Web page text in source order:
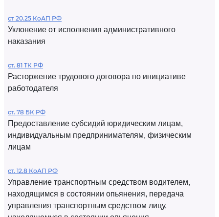
ст 20.25 КоАП РФ
Уклонение от исполнения административного
наказания
ст. 81 ТК РФ
Расторжение трудового договора по инициативе
работодателя
ст. 78 БК РФ
Предоставление субсидий юридическим лицам,
индивидуальным предпринимателям, физическим
лицам
ст. 12.8 КоАП РФ
Управление транспортным средством водителем,
находящимся в состоянии опьянения, передача
управления транспортным средством лицу,